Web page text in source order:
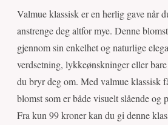
Valmue klassisk er en herlig gave når
anstrenge deg altfor mye. Denne
gjennom sin enkelhet og naturlige
verdsetning, lykkeønskninger eller
du bryr deg om. Med valmue klassisk
blomst som er både visuelt slående og
Fra kun 99 kroner kan du gi denne